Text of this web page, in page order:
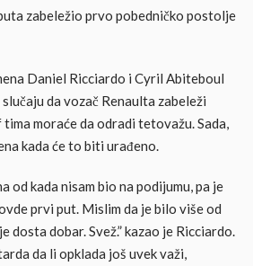
zabeležio prvo pobedničko postolje
Daniel Ricciardo i Cyril Abiteboul
da vozač Renaulta zabeleži
moraće da odradi tetovažu. Sada,
kada će to biti urađeno.
od kada nisam bio na podijumu, pa je
prvi put. Mislim da je bilo više od
dosta dobar. Svež.” kazao je Ricciardo.
da li opklada još uvek važi,